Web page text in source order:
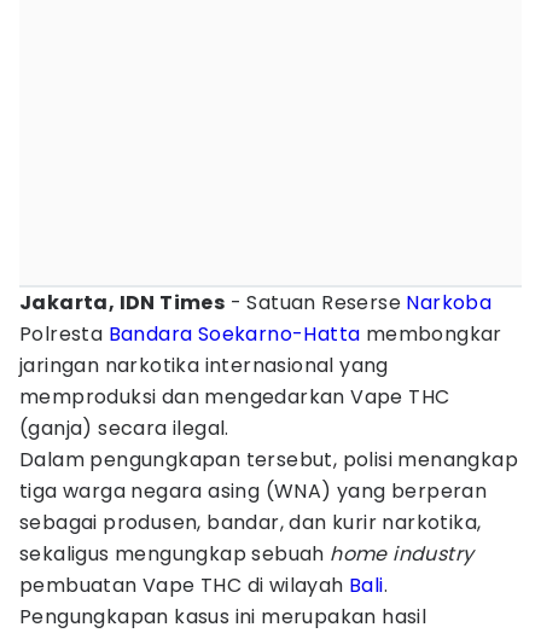
Jakarta, IDN Times - Satuan Reserse Narkoba
Polresta Bandara Soekarno-Hatta membongkar
jaringan narkotika internasional yang
memproduksi dan mengedarkan Vape THC
(ganja) secara ilegal.
Dalam pengungkapan tersebut, polisi menangkap
tiga warga negara asing (WNA) yang berperan
sebagai produsen, bandar, dan kurir narkotika,
sekaligus mengungkap sebuah home industry
pembuatan Vape THC di wilayah Bali.
Pengungkapan kasus ini merupakan hasil